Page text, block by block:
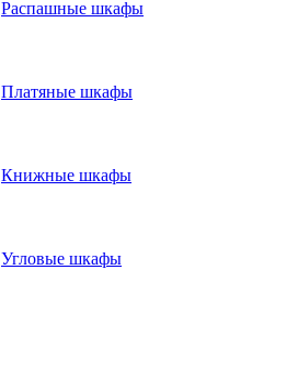
Распашные шкафы
Платяные шкафы
Книжные шкафы
Угловые шкафы